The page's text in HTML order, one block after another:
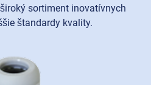
sortiment inovatívnych
štandardy kvality.